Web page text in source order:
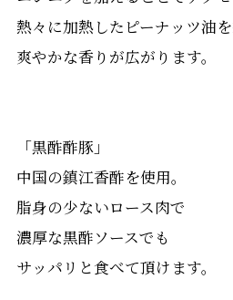
熱々に加熱したピーナッツ油
爽やかな香りが広がります。
「黒酢酢豚」
中国の鎮江香酢を使用。
脂身の少ないロース肉で
濃厚な黒酢ソースでも
サッパリと食べて頂けます。